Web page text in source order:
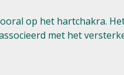
op het hartchakra.
met het